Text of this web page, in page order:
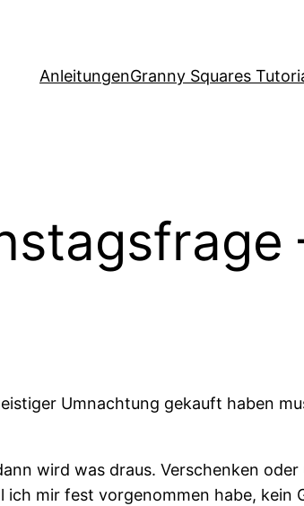
AnleitungenGranny Squares
Umnachtung gekauft haben
wird was draus. Verschenken
mir fest vorgenommen habe, kein